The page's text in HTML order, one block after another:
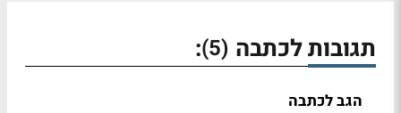
תגובות לכתבה (5)
:
הגב לכתבה